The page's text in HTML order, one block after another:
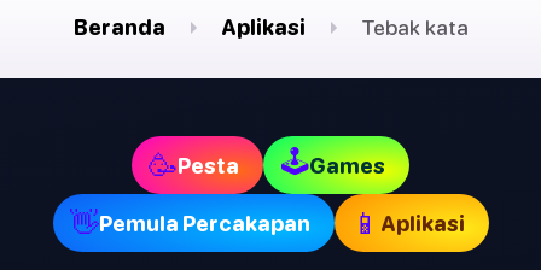
Beranda Aplikasi Tebak kata
🥳Pesta 🕹Games
👋Pemula Percakapan 📱 Aplikasi